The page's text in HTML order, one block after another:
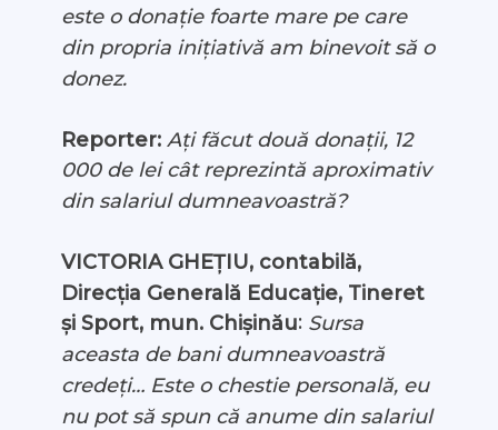
este o donație foarte mare pe care
din propria inițiativă am binevoit să o
donez.
Reporter: Ați făcut două donații, 12
000 de lei cât reprezintă aproximativ
din salariul dumneavoastră?
VICTORIA GHEȚIU, contabilă,
Direcția Generală Educație, Tineret
și Sport, mun. Chișinău: Sursa
aceasta de bani dumneavoastră
credeți… Este o chestie personală, eu
nu pot să spun că anume din salariul